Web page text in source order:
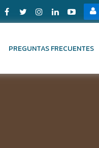
PREGUNTAS FRECUENTES